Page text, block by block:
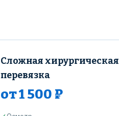
Сложная хирургическая
перевязка
от 1 500 ₽